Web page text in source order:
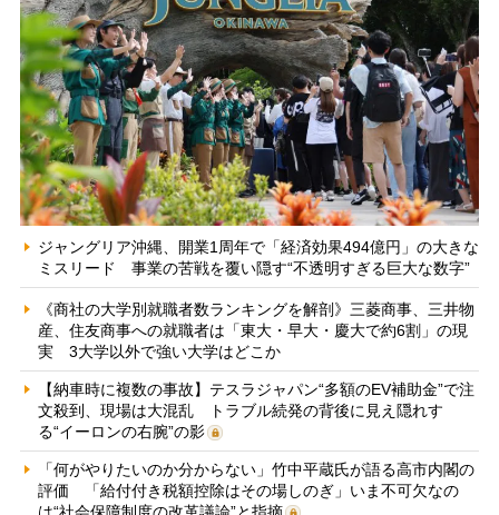
ジャングリア沖縄、開業1周年で「経済効果494億円」の大きな
ミスリード 事業の苦戦を覆い隠す“不透明すぎる巨大な数字”
《商社の大学別就職者数ランキングを解剖》三菱商事、三井物
産、住友商事への就職者は「東大・早大・慶大で約6割」の現
実 3大学以外で強い大学はどこか
【納車時に複数の事故】テスラジャパン“多額のEV補助金”で注
文殺到、現場は大混乱 トラブル続発の背後に見え隠れす
る“イーロンの右腕”の影
「何がやりたいのか分からない」竹中平蔵氏が語る高市内閣の
評価 「給付付き税額控除はその場しのぎ」いま不可欠なの
は“社会保障制度の改革議論”と指摘